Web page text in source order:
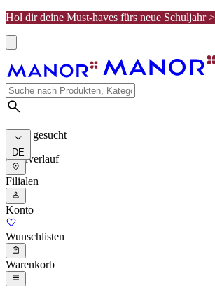
Hol dir deine Must-haves fürs neue Schuljahr >
Meist gesucht
Suchverlauf
DE
Filialen
Konto
Wunschlisten
Warenkorb